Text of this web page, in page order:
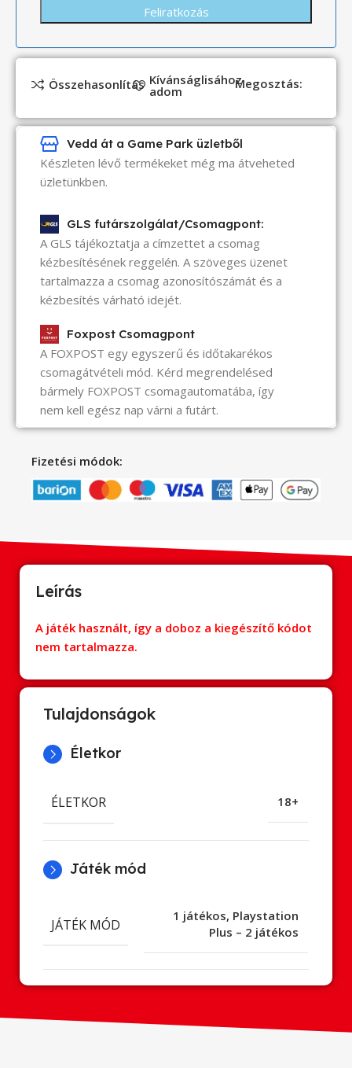
Összehasonlítás Kívánságlisához
adom Megosztás:
Vedd át a Game Park üzletből
Készleten lévő termékeket még ma átveheted
üzletünkben.
GLS futárszolgálat/Csomagpont:
A GLS tájékoztatja a címzettet a csomag
kézbesítésének reggelén. A szöveges üzenet
tartalmazza a csomag azonosítószámát és a
kézbesítés várható idejét.
Foxpost Csomagpont
A FOXPOST egy egyszerű és időtakarékos
csomagátvételi mód. Kérd megrendelésed
bármely FOXPOST csomagautomatába, így
nem kell egész nap várni a futárt.
Fizetési módok:
Leírás
A játék használt, így a doboz a kiegészítő kódot
nem tartalmazza.
Tulajdonságok
Életkor
ÉLETKOR 18+
Játék mód
JÁTÉK MÓD
1 játékos, Playstation
Plus – 2 játékos